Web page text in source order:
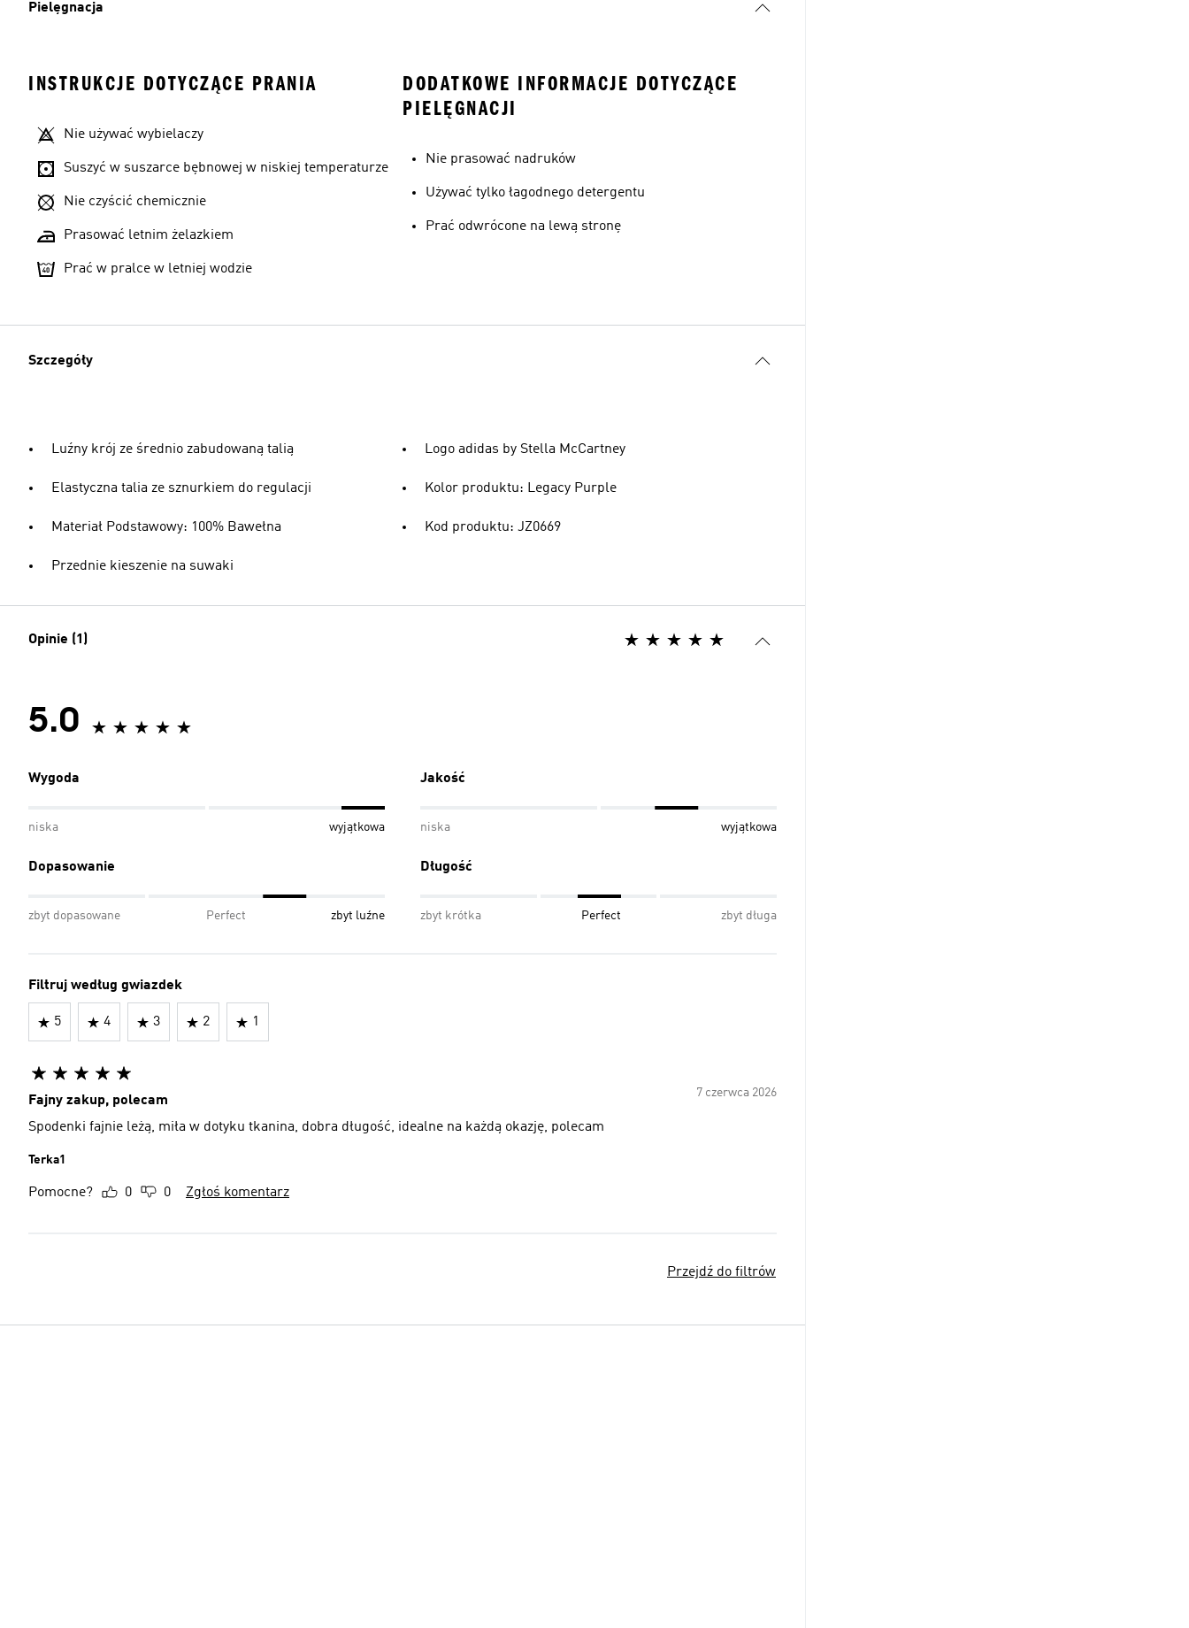
Pielęgnacja
INSTRUKCJE DOTYCZĄCE PRANIA
Nie używać wybielaczy
Suszyć w suszarce bębnowej w niskiej temperaturze
Nie czyścić chemicznie
Prasować letnim żelazkiem
Prać w pralce w letniej wodzie
DODATKOWE INFORMACJE DOTYCZĄCE
PIELĘGNACJI
Nie prasować nadruków
Używać tylko łagodnego detergentu
Prać odwrócone na lewą stronę
Szczegóły
Luźny krój ze średnio zabudowaną talią
Elastyczna talia ze sznurkiem do regulacji
Materiał Podstawowy: 100% Bawełna
Przednie kieszenie na suwaki
Logo adidas by Stella McCartney
Kolor produktu: Legacy Purple
Kod produktu: JZ0669
Opinie (1)
5.0
Wygoda
niska wyjątkowa
Jakość
niska wyjątkowa
Dopasowanie
zbyt dopasowane Perfect zbyt luźne
Długość
zbyt krótka Perfect zbyt długa
Filtruj według gwiazdek
5 4 3 2 1
7 czerwca 2026
Fajny zakup, polecam
Spodenki fajnie leżą, miła w dotyku tkanina, dobra długość, idealne na każdą okazję, polecam
Terka1
Pomocne? 0 0 Zgłoś komentarz
Przejdź do filtrów